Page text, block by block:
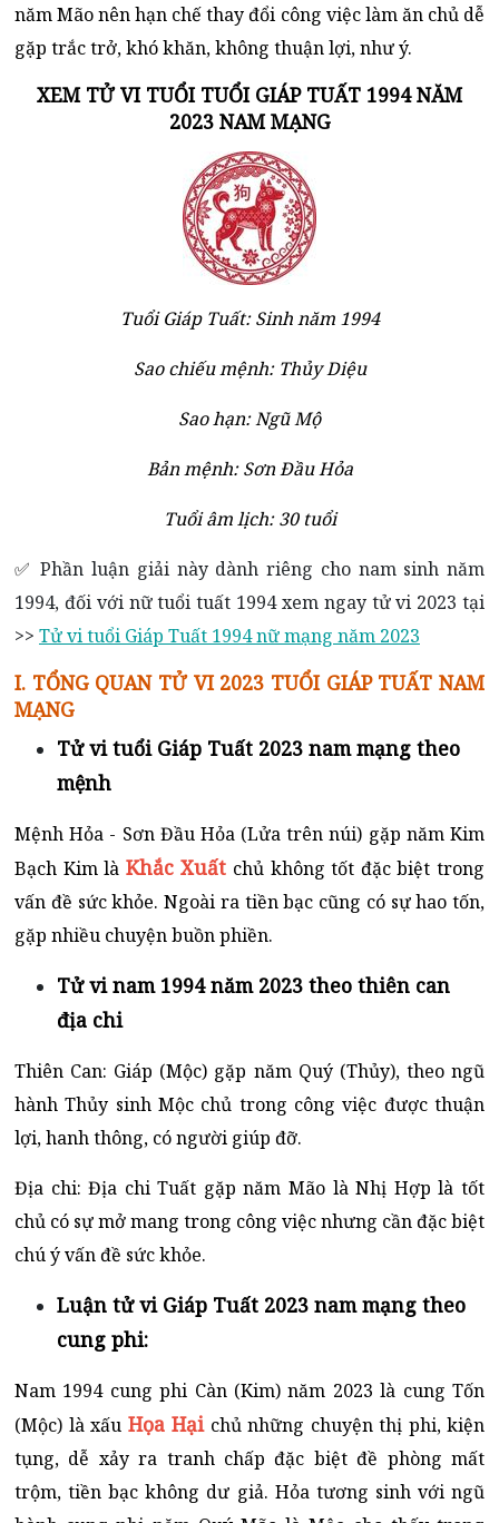
năm Mão nên hạn chế thay đổi công việc làm ăn chủ dễ
gặp trắc trở, khó khăn, không thuận lợi, như ý.
XEM TỬ VI TUỔI TUỔI GIÁP TUẤT 1994 NĂM
2023 NAM MẠNG
Tuổi Giáp Tuất: Sinh năm 1994
Sao chiếu mệnh: Thủy Diệu
Sao hạn: Ngũ Mộ
Bản mệnh: Sơn Đầu Hỏa
Tuổi âm lịch: 30 tuổi
✅ Phần luận giải này dành riêng cho nam sinh năm
1994, đối với nữ tuổi tuất 1994 xem ngay tử vi 2023 tại
>> Tử vi tuổi Giáp Tuất 1994 nữ mạng năm 2023
I. TỔNG QUAN TỬ VI 2023 TUỔI GIÁP TUẤT NAM
MẠNG
Tử vi tuổi Giáp Tuất 2023 nam mạng theo
mệnh
Mệnh Hỏa - Sơn Đầu Hỏa (Lửa trên núi) gặp năm Kim
Bạch Kim là Khắc Xuất chủ không tốt đặc biệt trong
vấn đề sức khỏe. Ngoài ra tiền bạc cũng có sự hao tốn,
gặp nhiều chuyện buồn phiền.
Tử vi nam 1994 năm 2023 theo thiên can
địa chi
Thiên Can: Giáp (Mộc) gặp năm Quý (Thủy), theo ngũ
hành Thủy sinh Mộc chủ trong công việc được thuận
lợi, hanh thông, có người giúp đỡ.
Địa chi: Địa chi Tuất gặp năm Mão là Nhị Hợp là tốt
chủ có sự mở mang trong công việc nhưng cần đặc biệt
chú ý vấn đề sức khỏe.
Luận tử vi Giáp Tuất 2023 nam mạng theo
cung phi:
Nam 1994 cung phi Càn (Kim) năm 2023 là cung Tốn
(Mộc) là xấu Họa Hạichủ những chuyện thị phi, kiện
tụng, dễ xảy ra tranh chấp đặc biệt đề phòng mất
trộm, tiền bạc không dư giả. Hỏa tương sinh với ngũ